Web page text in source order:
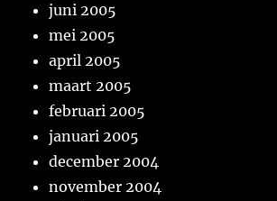
juni 2005
mei 2005
april 2005
maart 2005
februari 2005
januari 2005
december 2004
november 2004